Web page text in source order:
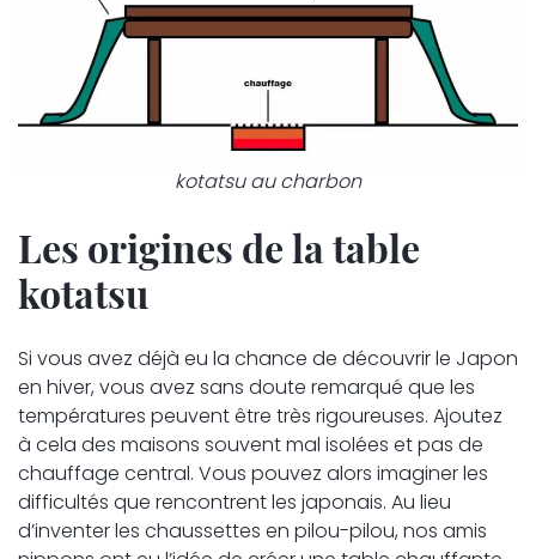
kotatsu au charbon
Les origines de la table
kotatsu
Si vous avez déjà eu la chance de découvrir le Japon
en hiver, vous avez sans doute remarqué que les
températures peuvent être très rigoureuses. Ajoutez
à cela des maisons souvent mal isolées et pas de
chauffage central. Vous pouvez alors imaginer les
difficultés que rencontrent les japonais. Au lieu
d’inventer les chaussettes en pilou-pilou, nos amis